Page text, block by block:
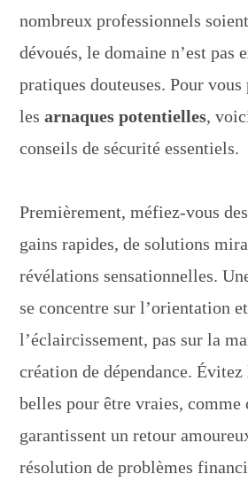
nombreux professionnels
dévoués, le domaine n’est pas
pratiques douteuses. Pour
lesarnaques potentielles,
conseils de sécurité essentiels.
Premièrement, méfiez-vous
gains rapides, de solutions
révélations sensationnelles.
se concentre sur l’orientation et
l’éclaircissement, pas sur la
création de dépendance.
belles pour être vraies, comme
garantissent un retour
résolution de problèmes